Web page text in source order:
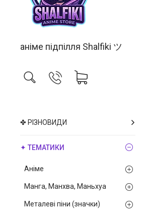
аніме підпілля Shalfiki ツ
✤ РІЗНОВИДИ
✦ ТЕМАТИКИ
Аніме
Манга, Манхва, Маньхуа
Металеві піни (значки)